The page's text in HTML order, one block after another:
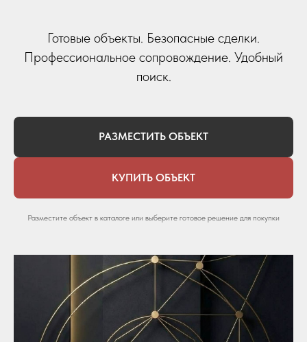
Готовые объекты. Безопасные сделки.
Профессиональное сопровождение. Удобный
поиск.
РАЗМЕСТИТЬ ОБЪЕКТ
КУПИТЬ ОБЪЕКТ
Разместите объект в каталоге или выберите готовое решение для покупки